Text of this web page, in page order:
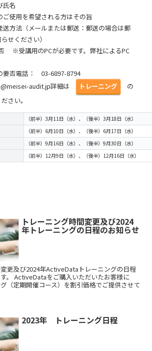
名
使用を希望される方はその旨
方法（メールまたは郵送：郵送の場合は郵
せください）
※受講用のPCが必要です。弊社によるPC
否電話： 03-6897-8794
audit.jp詳細は
トレーニング
の
さい。
（前半）3月11日（水）、（後半）3月18日（水）
（前半）6月10日（水）、（後半）6月17日（水）
（前半）9月16日（水）、（後半）9月30日（水）
（前半）12月9日（水）、（後半）12月16日（水）
トレーニング時間変更及び2024
年トレーニングの日程のお知らせ
更及び2024年ActiveDataトレーニングの日程
。 ActiveDataをご購入いただいたお客様に
（定期開催コース）を割引価格でご提供させて
2023年 トレーニング日程